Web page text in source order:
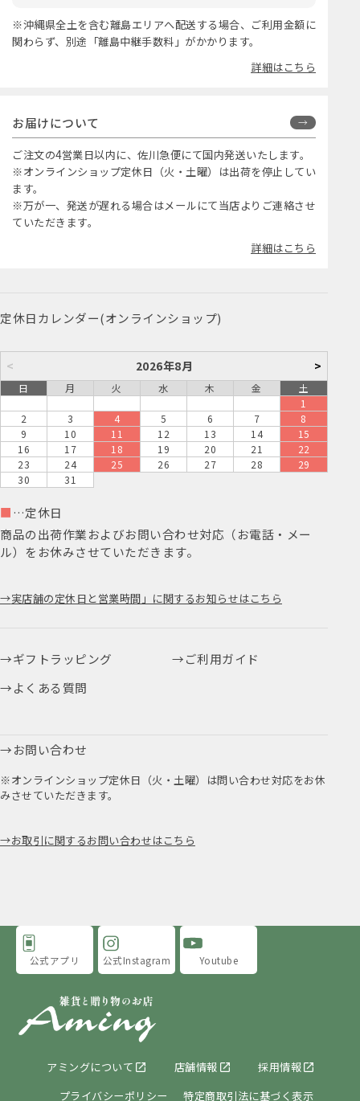
※沖縄県全土を含む離島エリアへ配送する場合、ご利用金額に
関わらず、別途「離島中継手数料」がかかります。
詳細はこちら
お届けについて
ご注文の4営業日以内に、佐川急便にて国内発送いたします。
※オンラインショップ定休日（火・土曜）は出荷を停止してい
ます。
※万が一、発送が遅れる場合はメールにて当店よりご連絡させ
ていただきます。
詳細はこちら
定休日カレンダー(オンラインショップ)
< 2026年8月 >
日 月 火 水 木 金
土
1
2
3 4 5 6 7
8
9
10 11 12 13 14
15
16
17 18 19 20 21
22
23
24 25 26 27 28
29
30
31
■ …定休日
商品の出荷作業およびお問い合わせ対応（お電話・メー
ル）をお休みさせていただきます。
実店舗の定休日と営業時間」に関するお知らせはこちら
ギフトラッピング
ご利用ガイド
よくある質問
お問い合わせ
※オンラインショップ定休日（火・土曜）は問い合わせ対応をお休
みさせていただきます。
お取引に関するお問い合わせはこちら
アミングについて 店舗情報
採用情報
プライバシーポリシー
特定商取引法に基づく表示
公式アプリ 公式Instagram Youtube